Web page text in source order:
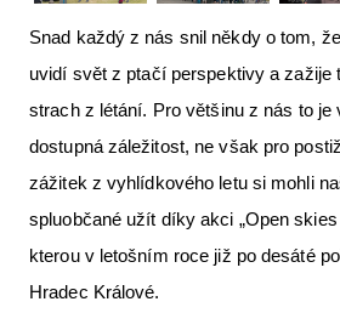
Snad každý z nás snil někdy o tom,
uvidí svět z ptačí perspektivy a zažije
strach z létání. Pro většinu z nás to je
dostupná záležitost, ne však pro
zážitek z vyhlídkového letu si mohli
spluobčané užít díky akci „Open skies
kterou v letošním roce již po desáté
Hradec Králové.
The SAFE Guide
Nabídky práce v
E-SHOP